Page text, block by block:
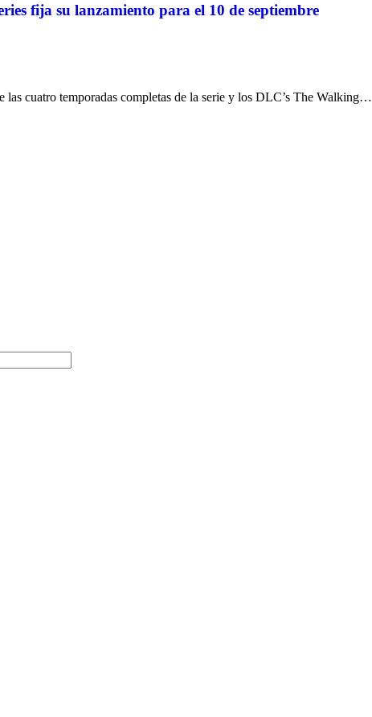
fija su lanzamiento para el 10 de septiembre
cuatro temporadas completas de la serie y los DLC’s The Walking…